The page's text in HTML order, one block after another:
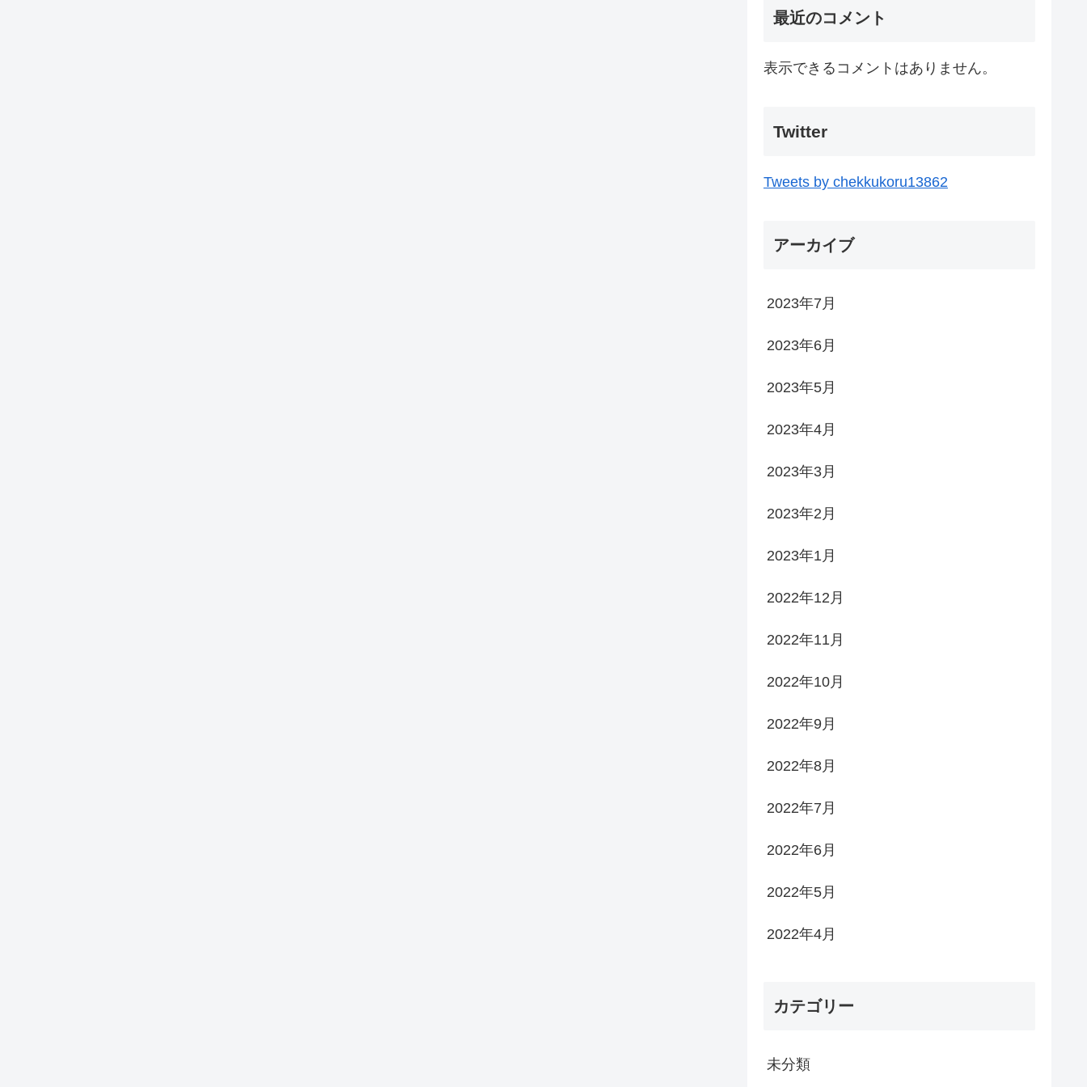
最近のコメント
表示できるコメントはありません。
Twitter
Tweets by chekkukoru13862
アーカイブ
2023年7月
2023年6月
2023年5月
2023年4月
2023年3月
2023年2月
2023年1月
2022年12月
2022年11月
2022年10月
2022年9月
2022年8月
2022年7月
2022年6月
2022年5月
2022年4月
カテゴリー
未分類